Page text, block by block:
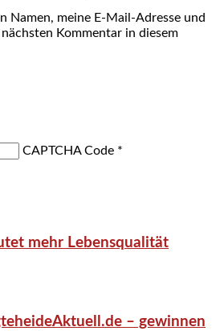
Namen, meine E-Mail-Adresse und
Kommentar in diesem
CAPTCHA Code *
mehr Lebensqualität
– gewinnen